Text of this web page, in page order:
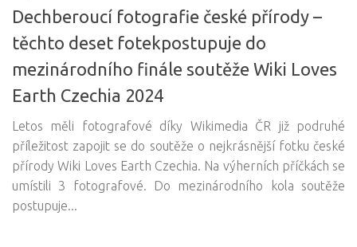
Dechberoucí fotografie české přírody –
těchto deset fotekpostupuje do
mezinárodního finále soutěže Wiki Loves
Earth Czechia 2024
Letos měli fotografové díky Wikimedia ČR již podruhé
příležitost zapojit se do soutěže o nejkrásnější fotku české
přírody Wiki Loves Earth Czechia. Na výherních příčkách se
umístili 3 fotografové. Do mezinárodního kola soutěže
postupuje...